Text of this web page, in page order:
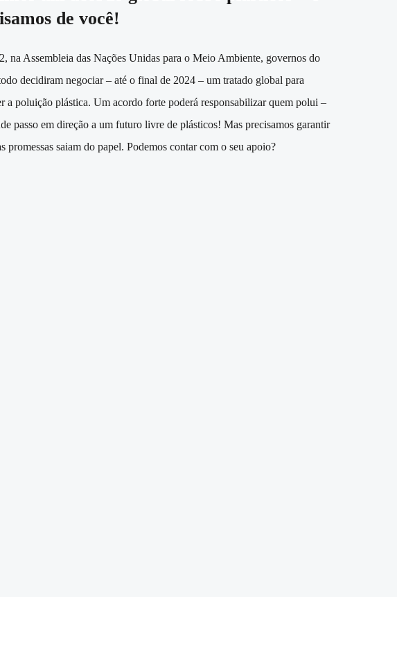
de você!
na Assembleia das Nações Unidas para o Meio Ambiente, governos do
decidiram negociar – até o final de 2024 – um tratado global para
a poluição plástica. Um acordo forte poderá responsabilizar quem polui –
passo em direção a um futuro livre de plásticos! Mas precisamos garantir
promessas saiam do papel. Podemos contar com o seu apoio?